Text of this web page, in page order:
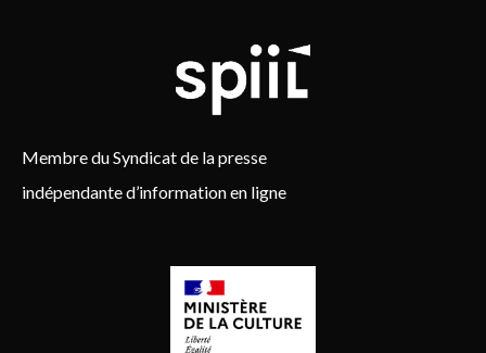
Membre du Syndicat de la presse
indépendante d’information en ligne